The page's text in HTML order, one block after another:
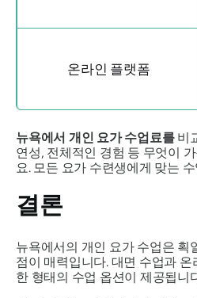
온라인 플랫폼
뉴욕에서 개인 요가 수업료를비
연성, 전체적인 경험 등 무엇이
요. 모든 요가 수련생에게 맞는
결론
뉴욕에서의 개인 요가 수업은 획
점이 매력입니다. 대면 수업과
한 형태의 수업 옵션이 제공됩니